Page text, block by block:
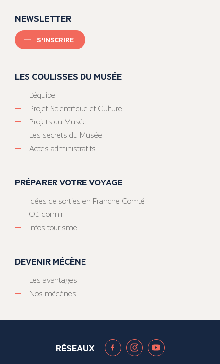
NEWSLETTER
S'INSCRIRE
LES COULISSES DU MUSÉE
L’équipe
Projet Scientifique et Culturel
Projets du Musée
Les secrets du Musée
Actes administratifs
PRÉPARER VOTRE VOYAGE
Idées de sorties en Franche-Comté
Où dormir
Infos tourisme
DEVENIR MÉCÈNE
Les avantages
Nos mécènes
RÉSEAUX